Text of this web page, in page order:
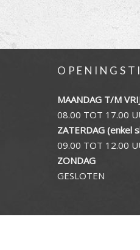
MAANDAG T/M
08.00 TOT 17.00
ZATERDAG (enkel
09.00 TOT 12.00
ZONDAG
GESLOTEN